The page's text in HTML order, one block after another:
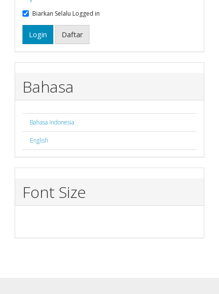
Biarkan Selalu Logged in
Login Daftar
Bahasa
Bahasa Indonesia
English
Font Size